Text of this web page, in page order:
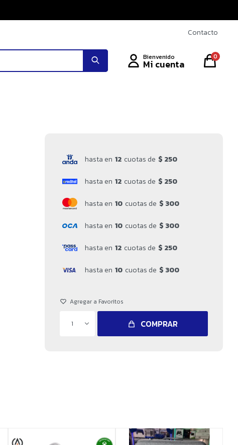
0
Contacto
hasta en 12 cuotas de $ 250
hasta en 12 cuotas de $ 250
hasta en 10 cuotas de $ 300
hasta en 10 cuotas de $ 300
hasta en 12 cuotas de $ 250
hasta en 10 cuotas de $ 300
1 COMPRAR